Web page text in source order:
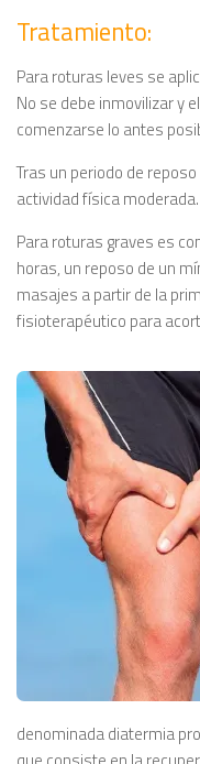
Tratamiento:
Para roturas leves se
No se debe inmovilizar y
comenzarse lo antes
Tras un periodo de
actividad física moderada.
Para roturas graves es
horas, un reposo de un
masajes a partir de la
fisioterapéutico para
denominada diatermia